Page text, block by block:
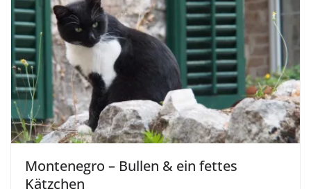
Montenegro – Bullen & ein fettes
Kätzchen